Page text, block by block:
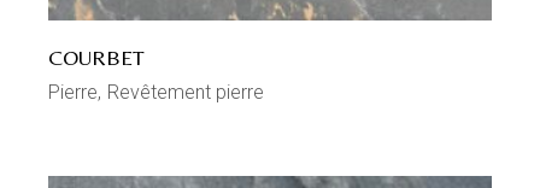
COURBET
Pierre Revêtement pierre